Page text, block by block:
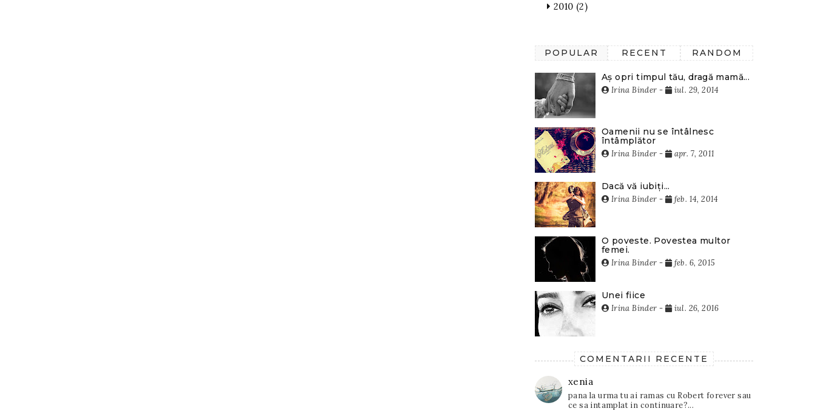
2010 (2)
POPULAR RECENT RANDOM
Aș opri timpul tău, dragă mamă...
Irina Binder - iul. 29, 2014
Oamenii nu se întâlnesc
întâmplător
Irina Binder - apr. 7, 2011
Dacă vă iubiți...
Irina Binder - feb. 14, 2014
O poveste. Povestea multor
femei.
Irina Binder - feb. 6, 2015
Unei fiice
Irina Binder - iul. 26, 2016
COMENTARII RECENTE
xenia
pana la urma tu ai ramas cu Robert forever sau
ce sa intamplat in continuare?...